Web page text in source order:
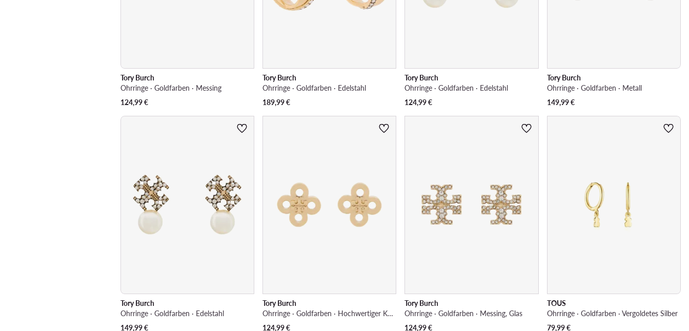
Tory Burch
Ohrringe · Goldfarben · Messing
124,99€
Tory Burch
Ohrringe · Goldfarben · Edelstahl
189,99€
Tory Burch
Ohrringe · Goldfarben · Edelstahl
124,99€
Tory Burch
Ohrringe · Goldfarben · Metall
149,99€
Tory Burch
Ohrringe · Goldfarben · Edelstahl
149,99€
Tory Burch
Ohrringe · Goldfarben · Hochwertiger Kunststoff, Metall
124,99€
Tory Burch
Ohrringe · Goldfarben · Messing, Glas
124,99€
TOUS
Ohrringe · Goldfarben · Vergoldetes Silber
79,99€